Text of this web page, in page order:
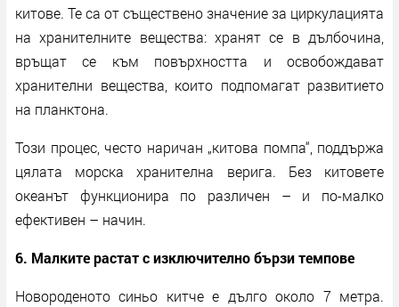
китове. Те са от съществено значение за циркулацията
на хранителните вещества: хранят се в дълбочина,
връщат се към повърхността и освобождават
хранителни вещества, които подпомагат развитието
на планктона.
Този процес, често наричан „китова помпа“, поддържа
цялата морска хранителна верига. Без китовете
океанът функционира по различен – и по-малко
ефективен – начин.
6. Малките растат с изключително бързи темпове
Новороденото синьо китче е дълго около 7 метра.